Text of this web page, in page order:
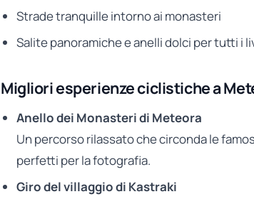
Strade tranquille intorno ai monasteri
Salite panoramiche e anelli dolci per tutti i
Migliori esperienze ciclistiche a
Anello dei Monasteri di Meteora
Un percorso rilassato che circonda le
perfetti per la fotografia.
Giro del villaggio di Kastraki